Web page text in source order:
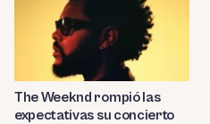
The Weeknd rompió las
expectativas su concierto